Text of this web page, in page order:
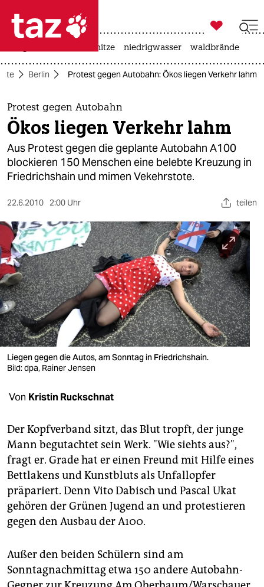
 taz zahl ich
taz zahl ich
themen
politik
öko
sport
berlin
nord
wahrheit
verlag
verlag
veranstaltungen
fragen & hilfe
unterstützen
abo
genossenschaft
epaper login

taz zahl ich
hitze niedrigwasser waldbrände
Berlin Protest gegen Autobahn: Ökos liegen Verkehr lahm
Protest gegen Autobahn
Ökos liegen Verkehr lahm
Aus Protest gegen die geplante Autobahn A100
blockieren 150 Menschen eine belebte Kreuzung in
Friedrichshain und mimen Vekehrstote.
22.6.2010 2:00 Uhr teilen
Liegen gegen die Autos, am Sonntag in Friedrichshain.
Bild: dpa, Rainer Jensen
Von Kristin Ruckschnat
Der Kopfverband sitzt, das Blut tropft, der junge
Mann begutachtet sein Werk. "Wie siehts aus?",
fragt er. Grade hat er einen Freund mit Hilfe eines
Bettlakens und Kunstbluts als Unfallopfer
präpariert. Denn Vito Dabisch und Pascal Ukat
gehören der Grünen Jugend an und protestieren
gegen den Ausbau der A100.
Außer den beiden Schülern sind am
Sonntagnachmittag etwa 150 andere Autobahn-